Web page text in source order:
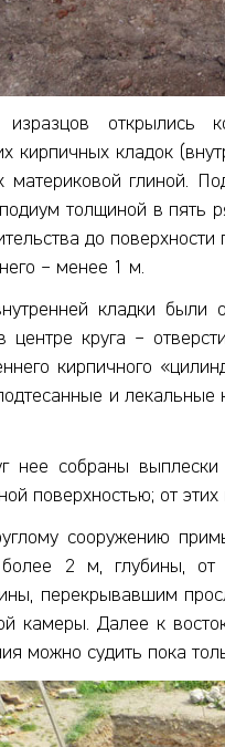
открылись
кирпичных кладок
материковой глиной.
толщиной в пять
до
– менее 1 м.
кладки были
центре круга –
кирпичного
и
нее собраны
поверхностью; от
сооружению
более 2 м, глубины, от
перекрывавшим
камеры. Далее к
можно судить пока